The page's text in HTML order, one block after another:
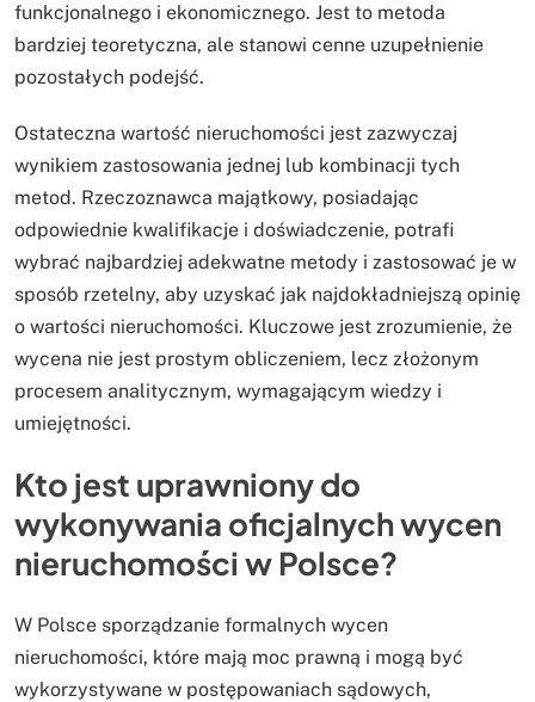
funkcjonalnego i ekonomicznego. Jest to metoda
bardziej teoretyczna, ale stanowi cenne uzupełnienie
pozostałych podejść.
Ostateczna wartość nieruchomości jest zazwyczaj
wynikiem zastosowania jednej lub kombinacji tych
metod. Rzeczoznawca majątkowy, posiadając
odpowiednie kwalifikacje i doświadczenie, potrafi
wybrać najbardziej adekwatne metody i zastosować je w
sposób rzetelny, aby uzyskać jak najdokładniejszą opinię
o wartości nieruchomości. Kluczowe jest zrozumienie, że
wycena nie jest prostym obliczeniem, lecz złożonym
procesem analitycznym, wymagającym wiedzy i
umiejętności.
Kto jest uprawniony do
wykonywania oficjalnych wycen
nieruchomości w Polsce?
W Polsce sporządzanie formalnych wycen
nieruchomości, które mają moc prawną i mogą być
wykorzystywane w postępowaniach sądowych,